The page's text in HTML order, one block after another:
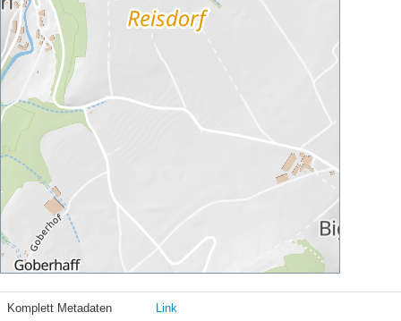
Komplett Metadaten Link